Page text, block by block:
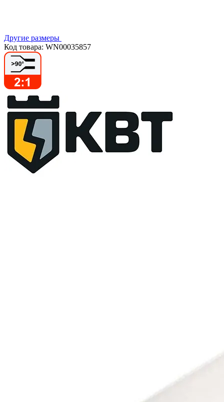
Другие размеры
Код товара: WN00035857